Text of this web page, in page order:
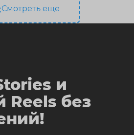
Смотреть еще
и
Reels без